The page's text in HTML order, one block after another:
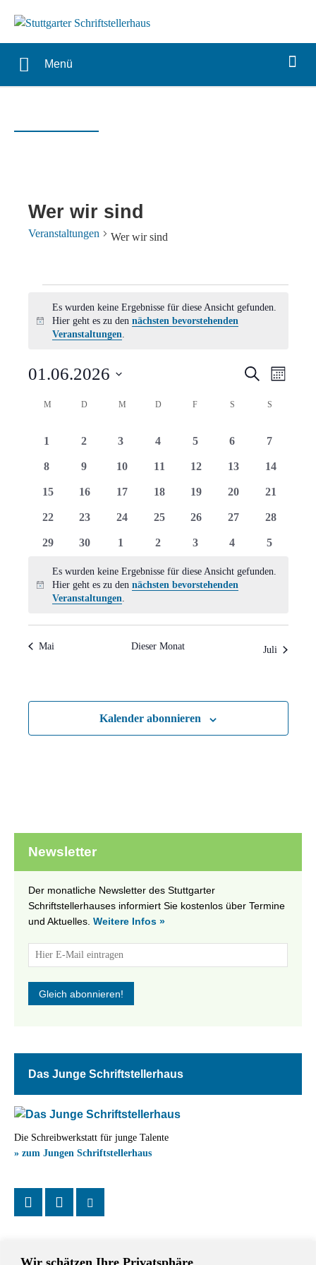
Wir schätzen Ihre Privatsphäre
Menü
Wer wir sind
Veranstaltungen Wer wir sind
Hinweis
Es wurden keine Ergebnisse für diese Ansicht gefunden.
Hier geht es zu den nächsten bevorstehenden
Veranstaltungen.
Suche
SucheMonat
01.06.2026
Kalender
von
Veranstaltungen
M MONTAG
DDIENSTAG
M MITTWOCH
D DONNERSTAG
F FREITAGS SAMSTAG
S
0
1
0
2
0
3
0
4
0
5
0
6
0
7
0
8
0
9
0
10
0
11
0
12
0
13
0
14
0
15
0
16
0
17
0
18
0
19
0
20
0
21
0
22
0
23
0
24
0
25
0
26
0
27
0
28
0
29
0
30
0
1
0
2
0
3
0
4
0
5
Hinweis
Es wurden keine Ergebnisse für diese Ansicht gefunden.
Hier geht es zu den nächsten bevorstehenden
Veranstaltungen.
Mai Dieser Monat Juli
Kalender abonnieren
Newsletter
Der monatliche Newsletter des Stuttgarter
Schriftstellerhauses informiert Sie kostenlos über Termine
und Aktuelles. Weitere Infos »
Das Junge Schriftstellerhaus
Die Schreibwerkstatt für junge Talente
» zum Jungen Schriftstellerhaus